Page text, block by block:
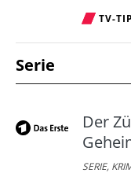
TV-
Serie
Der
SERIE,